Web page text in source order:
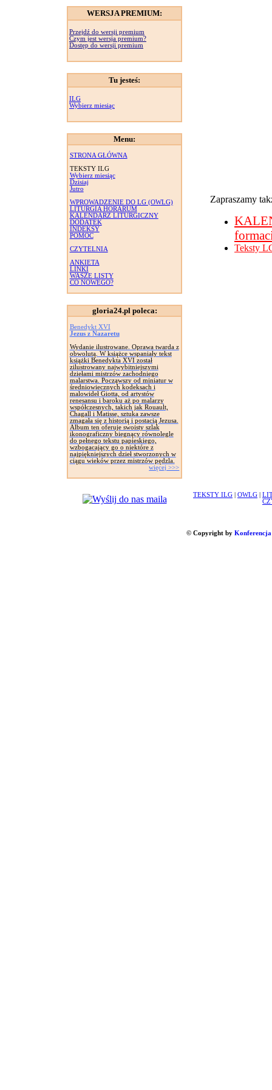
WERSJA PREMIUM:
Przejdź do wersji premium
Czym jest wersja premium?
Dostęp do wersji premium
Tu jesteś:
ILG
Wybierz miesiąc
Menu:
STRONA GŁÓWNA
TEKSTY ILG
Wybierz miesiąc
Dzisiaj
Jutro
WPROWADZENIE DO LG (OWLG)
LITURGIA HORARUM
KALENDARZ LITURGICZNY
DODATEK
INDEKSY
POMOC
CZYTELNIA
ANKIETA
LINKI
WASZE LISTY
CO NOWEGO?
gloria24.pl poleca:
Benedykt XVI
Jezus z Nazaretu
Wydanie ilustrowane. Oprawa twarda z
obwolutą. W książce wspaniały tekst
książki Benedykta XVI został
zilustrowany najwybitniejszymi
dziełami mistrzów zachodniego
malarstwa. Począwszy od miniatur w
średniowiecznych kodeksach i
malowideł Giotta, od artystów
renesansu i baroku aż po malarzy
współczesnych, takich jak Rouault,
Chagall i Matisse, sztuka zawsze
zmagała się z historią i postacią Jezusa.
Album ten oferuje swoisty szlak
ikonograficzny biegnący równolegle
do pełnego tekstu papieskiego,
wzbogacający go o niektóre z
najpiękniejszych dzieł stworzonych w
ciągu wieków przez mistrzów pędzla.
więcej >>>
Zapraszamy
Teksty
TEKSTY ILG OWLG
© Copyright by Konferencja